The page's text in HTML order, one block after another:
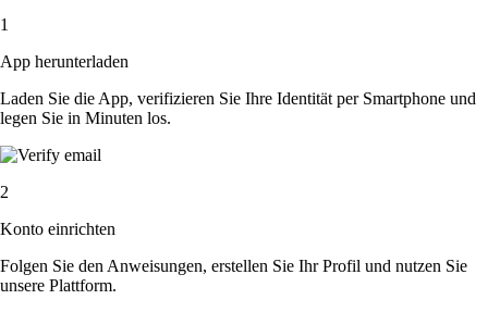
1
App herunterladen
Laden Sie die App, verifizieren Sie Ihre Identität per Smartphone und
legen Sie in Minuten los.
2
Konto einrichten
Folgen Sie den Anweisungen, erstellen Sie Ihr Profil und nutzen Sie
unsere Plattform.